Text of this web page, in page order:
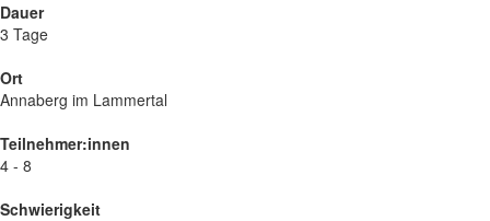
Dauer
3 Tage
Ort
Annaberg im Lammertal
Teilnehmer:innen
4 - 8
Schwierigkeit